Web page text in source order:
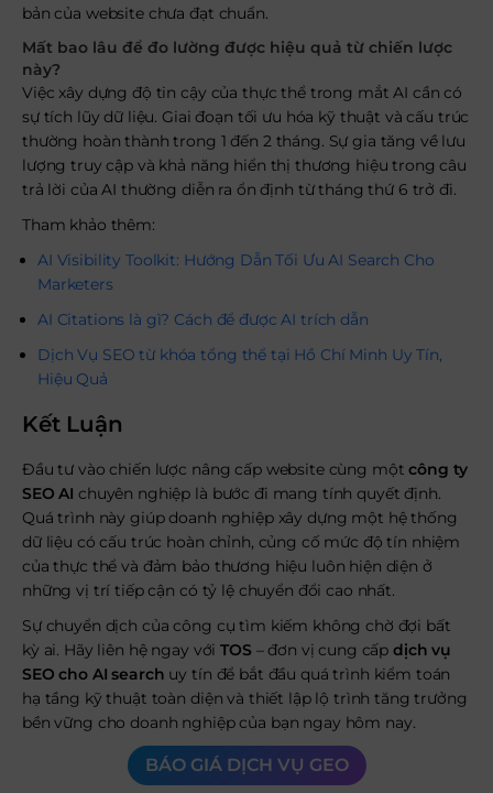
bản của website chưa đạt chuẩn.
Mất bao lâu để đo lường được hiệu quả từ chiến lược
này?
Việc xây dựng độ tin cậy của thực thể trong mắt AI cần có
sự tích lũy dữ liệu. Giai đoạn tối ưu hóa kỹ thuật và cấu trúc
thường hoàn thành trong 1 đến 2 tháng. Sự gia tăng về lưu
lượng truy cập và khả năng hiển thị thương hiệu trong câu
trả lời của AI thường diễn ra ổn định từ tháng thứ 6 trở đi.
Tham khảo thêm:
AI Visibility Toolkit: Hướng Dẫn Tối Ưu AI Search Cho
Marketers
AI Citations là gì? Cách để được AI trích dẫn
Dịch Vụ SEO từ khóa tổng thể tại Hồ Chí Minh Uy Tín,
Hiệu Quả
Kết Luận
Đầu tư vào chiến lược nâng cấp website cùng mộtcông ty
SEO AI chuyên nghiệp là bước đi mang tính quyết định.
Quá trình này giúp doanh nghiệp xây dựng một hệ thống
dữ liệu có cấu trúc hoàn chỉnh, củng cố mức độ tín nhiệm
của thực thể và đảm bảo thương hiệu luôn hiện diện ở
những vị trí tiếp cận có tỷ lệ chuyển đổi cao nhất.
Sự chuyển dịch của công cụ tìm kiếm không chờ đợi bất
kỳ ai. Hãy liên hệ ngay vớiTOS – đơn vị cung cấpdịch vụ
SEO cho AI search uy tín để bắt đầu quá trình kiểm toán
hạ tầng kỹ thuật toàn diện và thiết lập lộ trình tăng trưởng
bền vững cho doanh nghiệp của bạn ngay hôm nay.
BÁO GIÁ DỊCH VỤ GEO